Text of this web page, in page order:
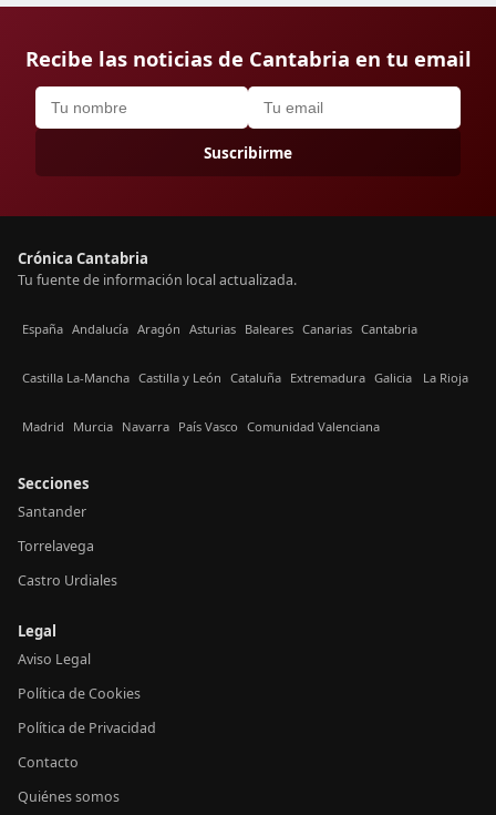
Recibe las noticias de Cantabria en tu email
Suscribirme
Crónica Cantabria
Tu fuente de información local actualizada.
España Andalucía Aragón Asturias Baleares Canarias Cantabria
Castilla La-Mancha Castilla y León Cataluña Extremadura Galicia La Rioja
Madrid Murcia Navarra País Vasco Comunidad Valenciana
Secciones
Santander
Torrelavega
Castro Urdiales
Legal
Aviso Legal
Política de Cookies
Política de Privacidad
Contacto
Quiénes somos